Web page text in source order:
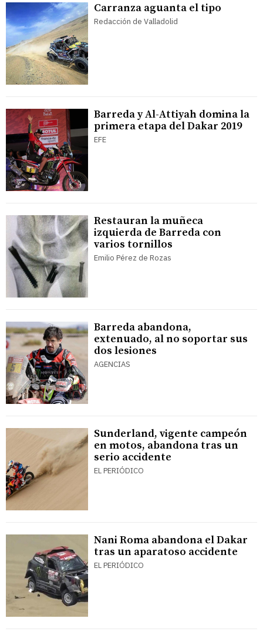
Carranza aguanta el tipo
Redacción de Valladolid
Barreda y Al-Attiyah domina la
primera etapa del Dakar 2019
EFE
Restauran la muñeca
izquierda de Barreda con
varios tornillos
Emilio Pérez de Rozas
Barreda abandona,
extenuado, al no soportar sus
dos lesiones
AGENCIAS
Sunderland, vigente campeón
en motos, abandona tras un
serio accidente
EL PERIÓDICO
Nani Roma abandona el Dakar
tras un aparatoso accidente
EL PERIÓDICO